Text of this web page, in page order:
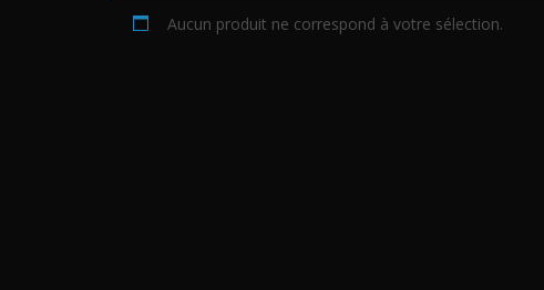
Aucun produit ne correspond à votre sélection.